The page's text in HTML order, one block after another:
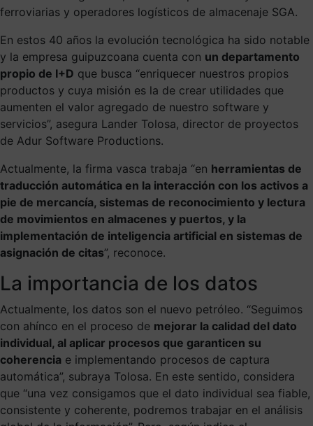
ferroviarias y operadores logísticos de almacenaje SGA.
En estos 40 años la evolución tecnológica ha sido notable
y la empresa guipuzcoana cuenta con un departamento
propio de I+D que busca “enriquecer nuestros propios
productos y cuya misión es la de crear utilidades que
aumenten el valor agregado de nuestro software y
servicios”, asegura Lander Tolosa, director de proyectos
de Adur Software Productions.
Actualmente, la firma vasca trabaja “en herramientas de
traducción automática en la interacción con los activos a
pie de mercancía, sistemas de reconocimiento y lectura
de movimientos en almacenes y puertos, y la
implementación de inteligencia artificial en sistemas de
asignación de citas”, reconoce.
La importancia de los datos
Actualmente, los datos son el nuevo petróleo. “Seguimos
con ahínco en el proceso de mejorar la calidad del dato
individual, al aplicar procesos que garanticen su
coherencia e implementando procesos de captura
automática”, subraya Tolosa. En este sentido, considera
que “una vez consigamos que el dato individual sea fiable,
consistente y coherente, podremos trabajar en el análisis